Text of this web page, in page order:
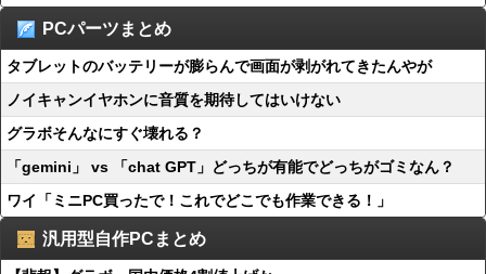
PCパーツまとめ
タブレットのバッテリーが膨らんで画面が剥がれてきたんやが
ノイキャンイヤホンに音質を期待してはいけない
グラボそんなにすぐ壊れる？
「gemini」 vs 「chat GPT」どっちが有能でどっちがゴミなん？
ワイ「ミニPC買ったで！これでどこでも作業できる！」
汎用型自作PCまとめ